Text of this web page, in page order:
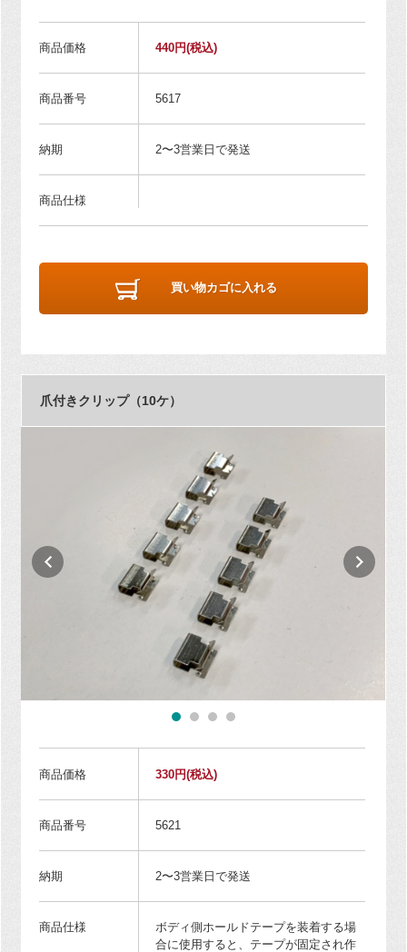
商品価格 440円(税込)
商品番号 5617
納期 2〜3営業日で発送
商品仕様
買い物カゴに入れる
爪付きクリップ（10ケ）
商品価格 330円(税込)
商品番号 5621
納期 2〜3営業日で発送
商品仕様
ボディ側ホールドテープを装着する場
合に使用すると、テープが固定され作